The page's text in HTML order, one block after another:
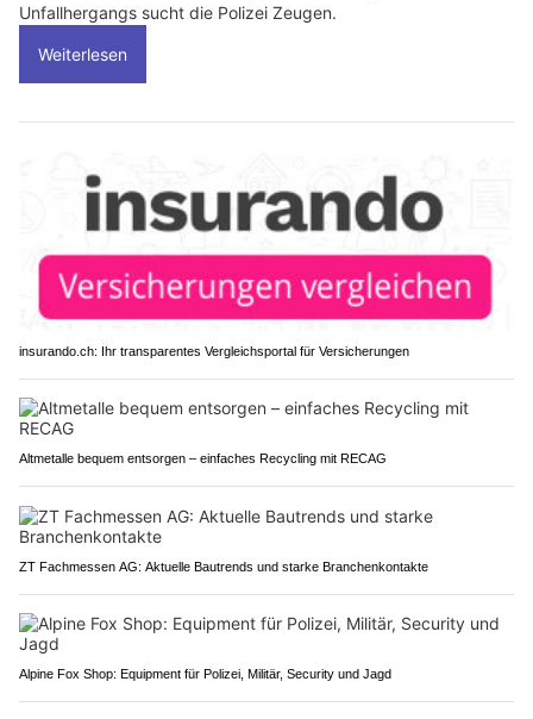
Unfallhergangs sucht die Polizei Zeugen.
Weiterlesen
insurando.ch: Ihr transparentes Vergleichsportal für Versicherungen
Altmetalle bequem entsorgen – einfaches Recycling mit RECAG
ZT Fachmessen AG: Aktuelle Bautrends und starke Branchenkontakte
Alpine Fox Shop: Equipment für Polizei, Militär, Security und Jagd